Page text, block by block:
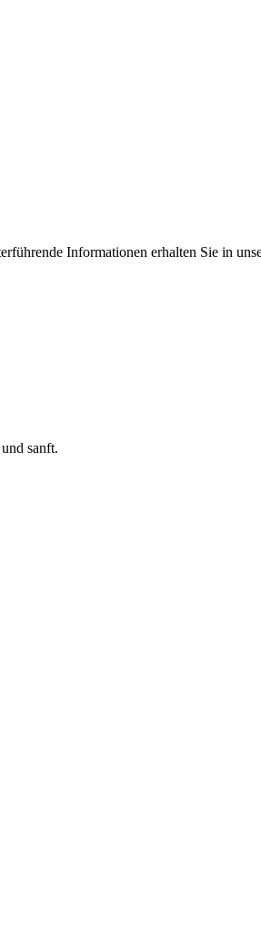
Informationen erhalten Sie in
sanft.